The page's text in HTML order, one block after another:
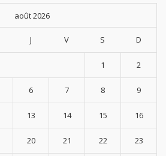
août 2026
J V S D
1 2
6 7 8 9
13 14 15 16
20 21 22 23